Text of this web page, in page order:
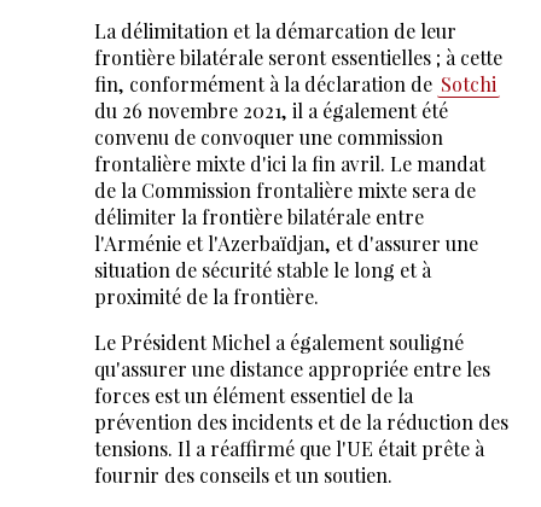
La délimitation et la démarcation de leur
frontière bilatérale seront essentielles ; à cette
fin, conformément à la déclaration de Sotchi
du 26 novembre 2021, il a également été
convenu de convoquer une commission
frontalière mixte d'ici la fin avril. Le mandat
de la Commission frontalière mixte sera de
délimiter la frontière bilatérale entre
l'Arménie et l'Azerbaïdjan, et d'assurer une
situation de sécurité stable le long et à
proximité de la frontière.
Le Président Michel a également souligné
qu'assurer une distance appropriée entre les
forces est un élément essentiel de la
prévention des incidents et de la réduction des
tensions. Il a réaffirmé que l'UE était prête à
fournir des conseils et un soutien.